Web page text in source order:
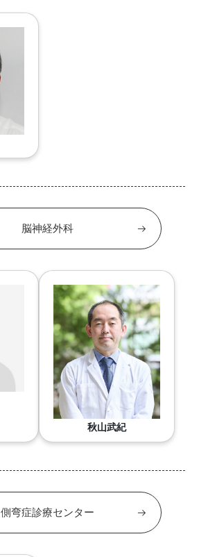
脳神経外科
秋山武紀
側弯症診療センター